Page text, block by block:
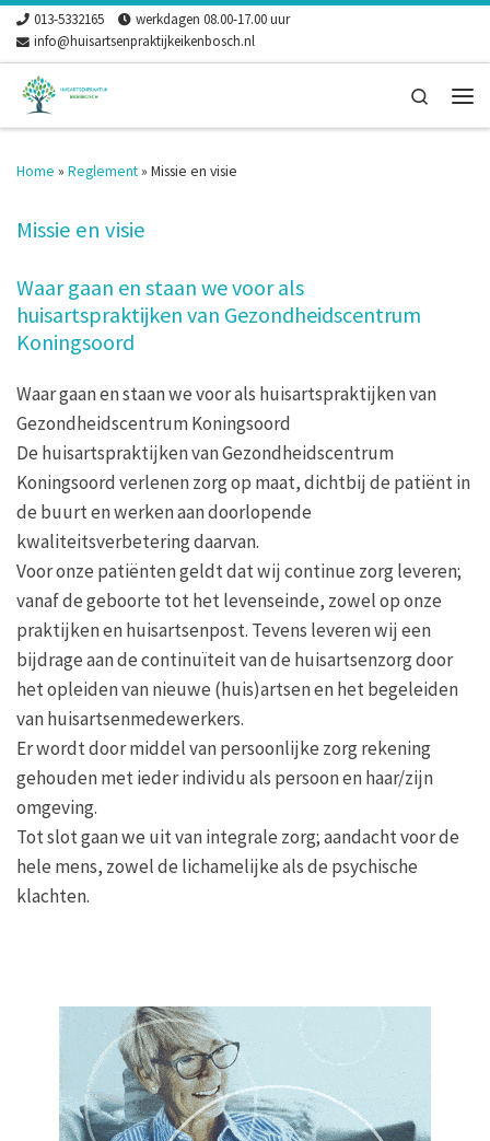
Skip to content
013-5332165
werkdagen 08.00-17.00 uur
info@huisartsenpraktijkeikenbosch.nl
Search
Home » Reglement» Missie en visie
Missie en visie
Waar gaan en staan we voor als
huisartspraktijken van Gezondheidscentrum
Koningsoord
Waar gaan en staan we voor als huisartspraktijken van
Gezondheidscentrum Koningsoord
De huisartspraktijken van Gezondheidscentrum
Koningsoord verlenen zorg op maat, dichtbij de patiënt in
de buurt en werken aan doorlopende
kwaliteitsverbetering daarvan.
Voor onze patiënten geldt dat wij continue zorg leveren;
vanaf de geboorte tot het levenseinde, zowel op onze
praktijken en huisartsenpost. Tevens leveren wij een
bijdrage aan de continuïteit van de huisartsenzorg door
het opleiden van nieuwe (huis)artsen en het begeleiden
van huisartsenmedewerkers.
Er wordt door middel van persoonlijke zorg rekening
gehouden met ieder individu als persoon en haar/zijn
omgeving.
Tot slot gaan we uit van integrale zorg; aandacht voor de
hele mens, zowel de lichamelijke als de psychische
klachten.